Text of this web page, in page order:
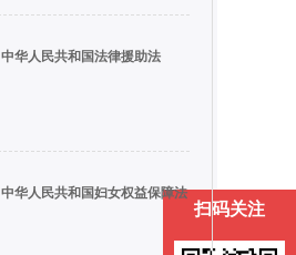
中华人民共和国法律援助法
中华人民共和国妇女权益保障法
扫码关注